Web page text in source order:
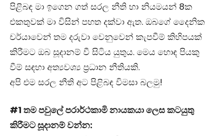
පිළිබඳ මා ඉගෙන ගත් සරල නීති හා නියමයන් 8ක
එකතුවක් මා විසින් පහත දක්වා ඇත. ඔබගේ දෛනික
චර්යාවෙන් තම දරුවා වෙනුවෙන් කැපවීම් කිහිපයක්
කිරීමට ඔබ සූදානම් වී සිටිය යුතුය. මෙය හොඳ පියකු
වීම් සඳහා අත්‍යවශ්‍ය ප්‍රධාන නීතියකි.
අපි එම සරල නීති අට පිළිබඳ විමසා බලමු!
#1 තම පවුලේ පරාර්ථකාමි නායකයා ලෙස කටයුතු
කිරීමට සූදානම් වන්න: